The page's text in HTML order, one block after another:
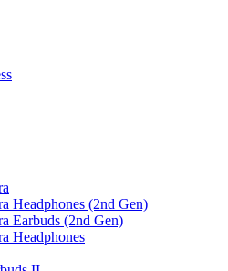
Headphones (2nd Gen)
Earbuds (2nd Gen)
Headphones